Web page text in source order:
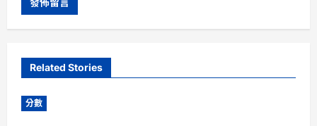
Related Stories
分數